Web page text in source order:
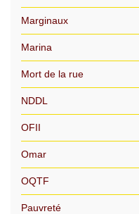
Marginaux
Marina
Mort de la rue
NDDL
OFII
Omar
OQTF
Pauvreté